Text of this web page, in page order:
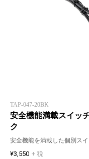
TAP-047-20BK
安全機能満載スイッ
ク
安全機能を満載した個別ス
¥3,550 + 税